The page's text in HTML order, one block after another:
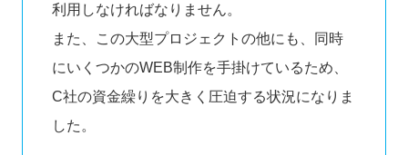
利用しなければなりません。
また、この大型プロジェクトの他にも、同時
にいくつかのWEB制作を手掛けているため、
C社の資金繰りを大きく圧迫する状況になりま
した。